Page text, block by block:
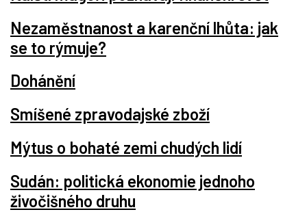
Nezaměstnanost a karenční lhůta: jak
se to rýmuje?
Dohánění
Smíšené zpravodajské zboží
Mýtus o bohaté zemi chudých lidí
Sudán: politická ekonomie jednoho
živočišného druhu